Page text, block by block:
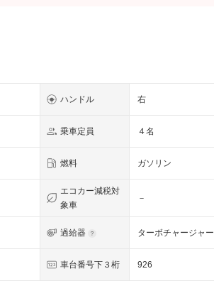
ハンドル 右
乗車定員 ４名
燃料 ガソリン
エコカー減税対
象車
－
過給器 ターボチャージャー
車台番号下３桁 926